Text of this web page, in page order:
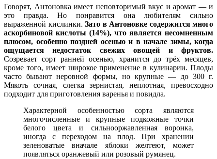
Говорят, Антоновка имеет неповторимый вкус и аромат — и
это правда. Но понравится она любителям сильно
выраженной кислинки. Зато в Антоновке содержится много
аскорбиновой кислоты (14%), что является несомненным
плюсом, особенно поздней осенью и в начале зимы, когда
ощущается недостаток свежих овощей и фруктов.
Созревает сорт ранней осенью, хранится до трёх месяцев,
кроме того, имеет широкое применение в кулинарии. Плоды
часто бывают неровной формы, но крупные — до 300 г.
Мякоть сочная, слегка зернистая, неплотная, превосходно
подходит для приготовления варенья и повидла.
Характерной особенностью сорта являются
многочисленные и крупные подкожные точки
белого цвета и сильнооржавленная воронка,
иногда с переходом на плод. При хранении
зеленоватые вначале яблоки желтеют, может
появляться оранжевый или розовый румянец.